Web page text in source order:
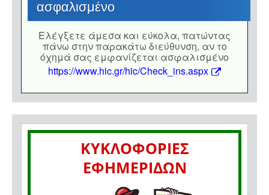
ασφαλισμένο
Eλέγξετε άμεσα και εύκολα, πατώντας
πάνω στην παρακάτω διεύθυνση, αν το
όχημά σας εμφανίζεται ασφαλισμένο
https://www.hic.gr/hic/Check_ins.aspx
ΚΥΚΛΟΦΟΡΙΕΣ
ΕΦΗΜΕΡΙΔΩΝ